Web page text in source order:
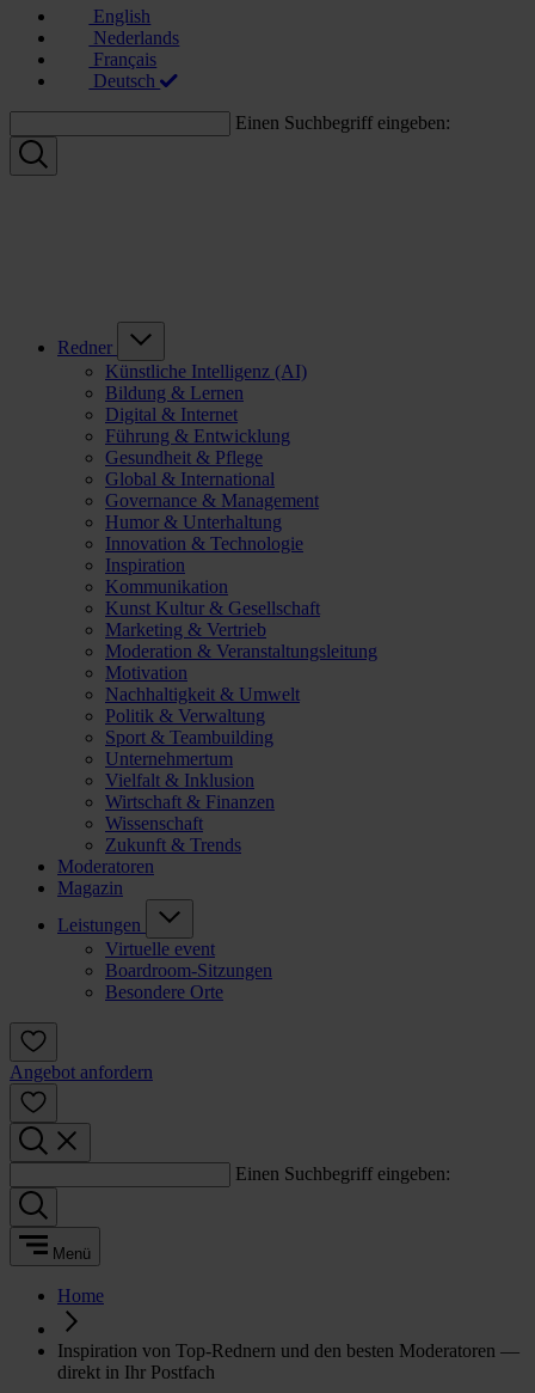
English
Nederlands
Français
Deutsch
Einen Suchbegriff eingeben:
Redner
Künstliche Intelligenz (AI)
Bildung & Lernen
Digital & Internet
Führung & Entwicklung
Gesundheit & Pflege
Global & International
Governance & Management
Humor & Unterhaltung
Innovation & Technologie
Inspiration
Kommunikation
Kunst Kultur & Gesellschaft
Marketing & Vertrieb
Moderation & Veranstaltungsleitung
Motivation
Nachhaltigkeit & Umwelt
Politik & Verwaltung
Sport & Teambuilding
Unternehmertum
Vielfalt & Inklusion
Wirtschaft & Finanzen
Wissenschaft
Zukunft & Trends
Moderatoren
Magazin
Leistungen
Virtuelle event
Boardroom-Sitzungen
Besondere Orte
Angebot anfordern
Einen Suchbegriff eingeben:
Menü
Home
Inspiration von Top-Rednern und den besten Moderatoren —
direkt in Ihr Postfach